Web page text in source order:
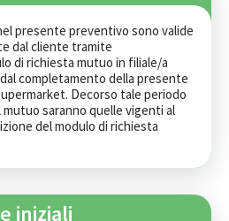
presente preventivo sono valide
dal cliente tramite
di richiesta mutuo in filiale/a
completamento della presente
Decorso tale periodo
saranno quelle vigenti al
del modulo di richiesta
iniziali